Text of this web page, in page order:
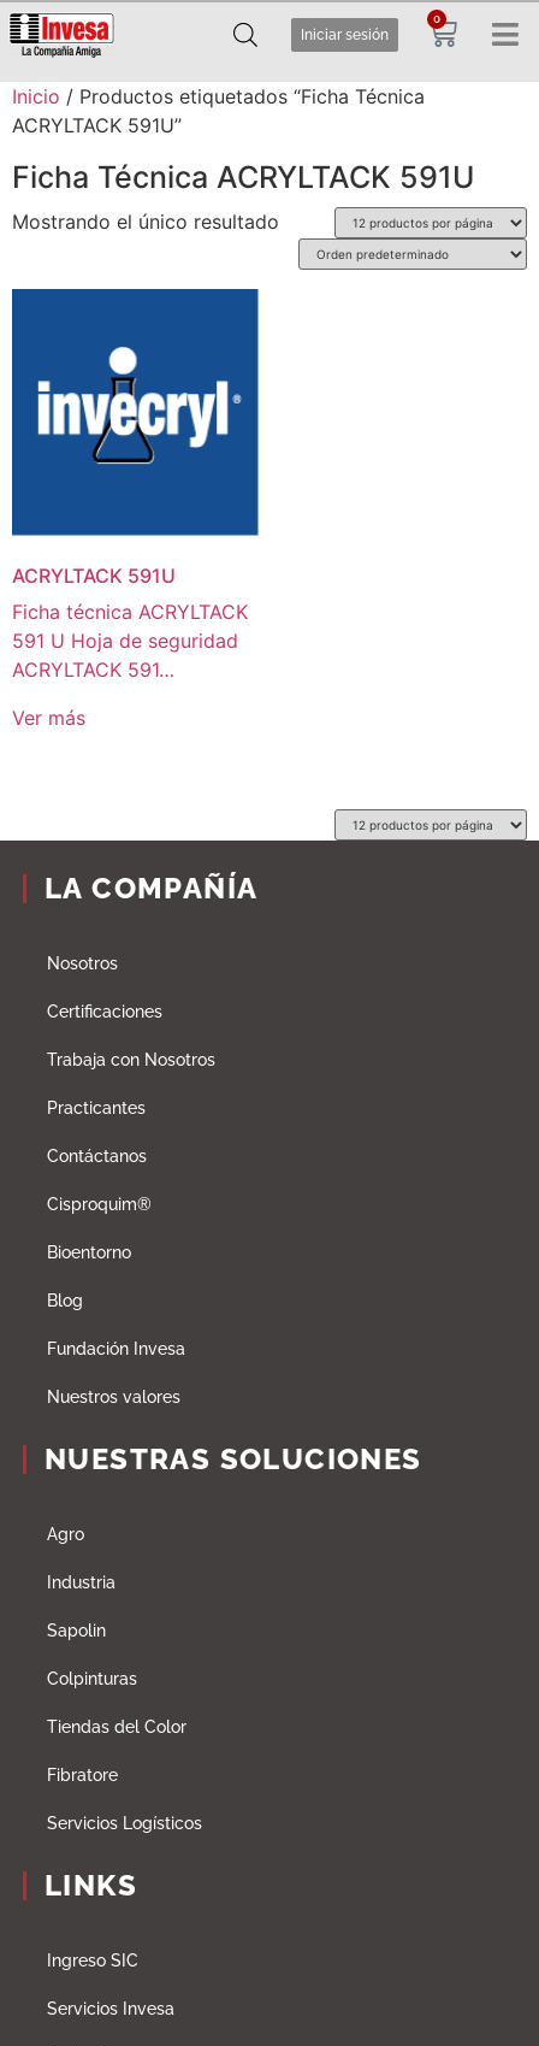
Iniciar sesión
0
Inicio / Productos etiquetados “Ficha Técnica
ACRYLTACK 591U”
Ficha Técnica ACRYLTACK 591U
Mostrando el único resultado
ACRYLTACK 591U
Ficha técnica ACRYLTACK
591 U Hoja de seguridad
ACRYLTACK 591…
Ver más
LA COMPAÑÍA
Nosotros
Certificaciones
Trabaja con Nosotros
Practicantes
Contáctanos
Cisproquim®
Bioentorno
Blog
Fundación Invesa
Nuestros valores
NUESTRAS SOLUCIONES
Agro
Industria
Sapolin
Colpinturas
Tiendas del Color
Fibratore
Servicios Logísticos
LINKS
Ingreso SIC
Servicios Invesa